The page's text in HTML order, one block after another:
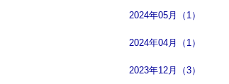
2024年05月（1）
2024年04月（1）
2023年12月（3）